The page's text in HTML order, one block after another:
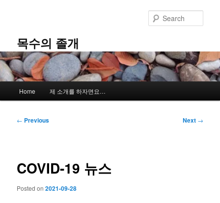
content목수의 졸개
Home 제 소개를 하자면요…
Post
← Previous Next →
COVID-19 뉴스
Posted on2021-09-28